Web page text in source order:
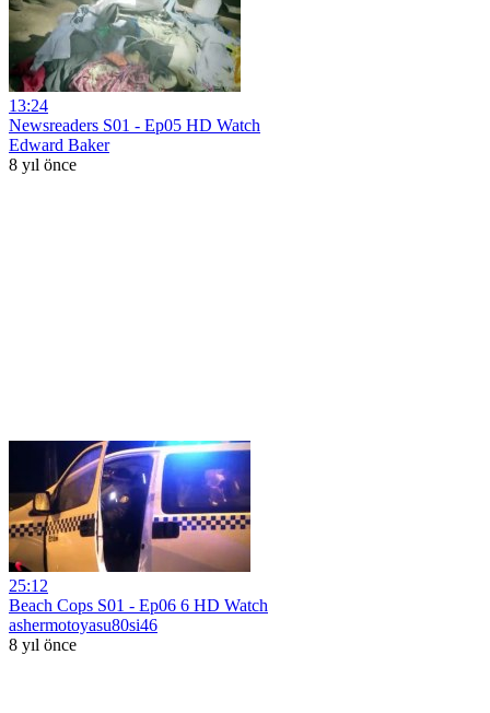
13:24
Newsreaders S01 - Ep05 HD Watch
Edward Baker
8 yıl önce
25:12
Beach Cops S01 - Ep06 6 HD Watch
ashermotoyasu80si46
8 yıl önce